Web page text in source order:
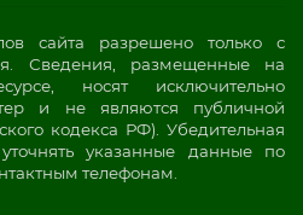
сайта разрешено только с
Сведения, размещенные на
носят исключительно
и не являются публичной
кодекса РФ). Убедительная
указанные данные по
телефонам.